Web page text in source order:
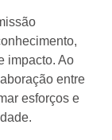
impacto. Ao
entre
esforços e